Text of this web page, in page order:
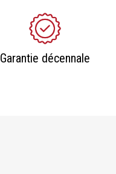
Garantie décennale